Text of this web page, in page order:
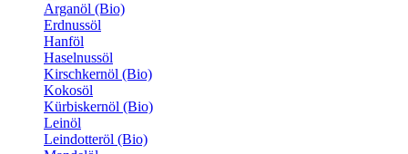
Arganöl (Bio)
Erdnussöl
Hanföl
Haselnussöl
Kirschkernöl (Bio)
Kokosöl
Kürbiskernöl (Bio)
Leinöl
Leindotteröl (Bio)